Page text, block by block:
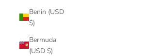
Benin (USD
$)
Bermuda
(USD $)